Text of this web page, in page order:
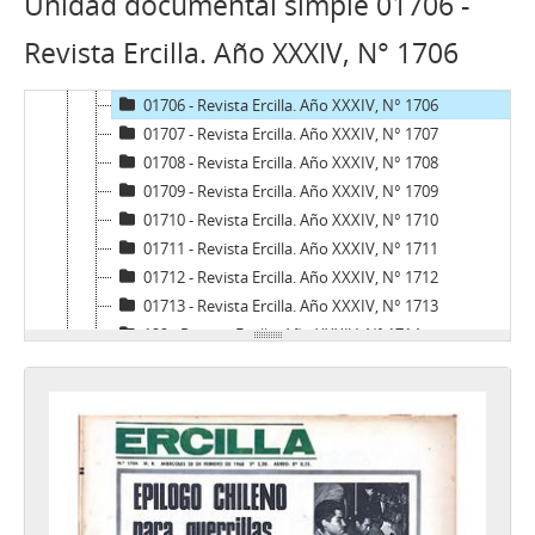
Revista Ercilla. Año XXXIV, N° 1706
01703 - Revista Ercilla. Año XXXIV, N° 1703
01704 - Revista Ercilla. Año XXXIV, N° 1704
01706 - Revista Ercilla. Año XXXIV, N° 1706
01707 - Revista Ercilla. Año XXXIV, N° 1707
01708 - Revista Ercilla. Año XXXIV, N° 1708
01709 - Revista Ercilla. Año XXXIV, N° 1709
01710 - Revista Ercilla. Año XXXIV, N° 1710
01711 - Revista Ercilla. Año XXXIV, N° 1711
01712 - Revista Ercilla. Año XXXIV, N° 1712
01713 - Revista Ercilla. Año XXXIV, N° 1713
122 - Revista Ercilla. Año XXXIV, Nº 1714
123 - Revista Ercilla. Año XXXIV, Nº 1716
125 - Revista Ercilla. Año XXXIV, Nº 1718
126 - Revista Ercilla. Año XXXIV, Nº 1719
127 - Revista Ercilla. Año XXXIV, Nº 1720
128 - Revista Ercilla. Año XXXIV, Nº 1721